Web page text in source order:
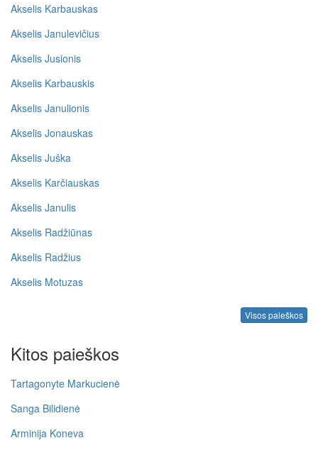
Akselis Karbauskas
Akselis Janulevičius
Akselis Jusionis
Akselis Karbauskis
Akselis Janulionis
Akselis Jonauskas
Akselis Juška
Akselis Karčiauskas
Akselis Janulis
Akselis Radžiūnas
Akselis Radžius
Akselis Motuzas
Visos paieškos
Kitos paieškos
Tartagonyte Markucienė
Sanga Bilidienė
Arminija Koneva